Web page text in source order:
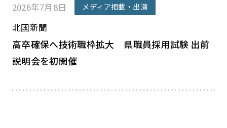
2026年7月8日 メディア掲載・出演
北國新聞
高卒確保へ技術職枠拡大 県職員採用試験 出前
説明会を初開催